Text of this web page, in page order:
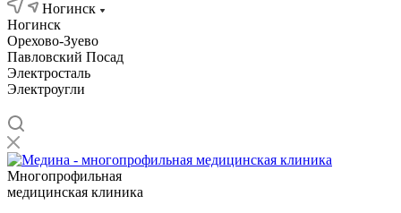
Ногинск
Ногинск
Орехово-Зуево
Павловский Посад
Электросталь
Электроугли
Многопрофильная
медицинская клиника